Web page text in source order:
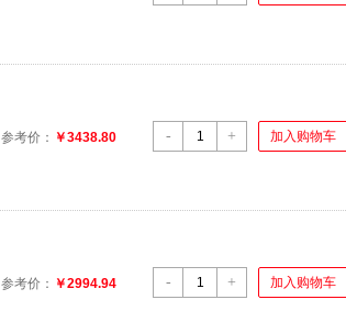
- + 加入购物车
参考价： ￥3438.80
- + 加入购物车
参考价： ￥2994.94